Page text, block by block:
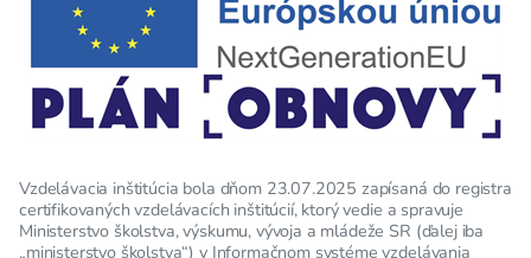
Vzdelávacia inštitúcia bola dňom 23.07.2025 zapísaná do registra
certifikovaných vzdelávacích inštitúcií, ktorý vedie a spravuje
Ministerstvo školstva, výskumu, vývoja a mládeže SR (ďalej iba
„ministerstvo školstva“) v Informačnom systéme vzdelávania